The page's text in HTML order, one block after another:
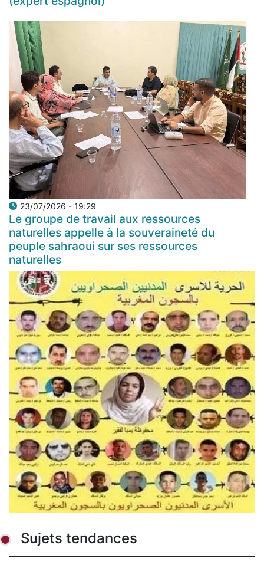
23/07/2026 - 19:29
Le groupe de travail aux ressources
naturelles appelle à la souveraineté du
peuple sahraoui sur ses ressources
naturelles
Sujets tendances